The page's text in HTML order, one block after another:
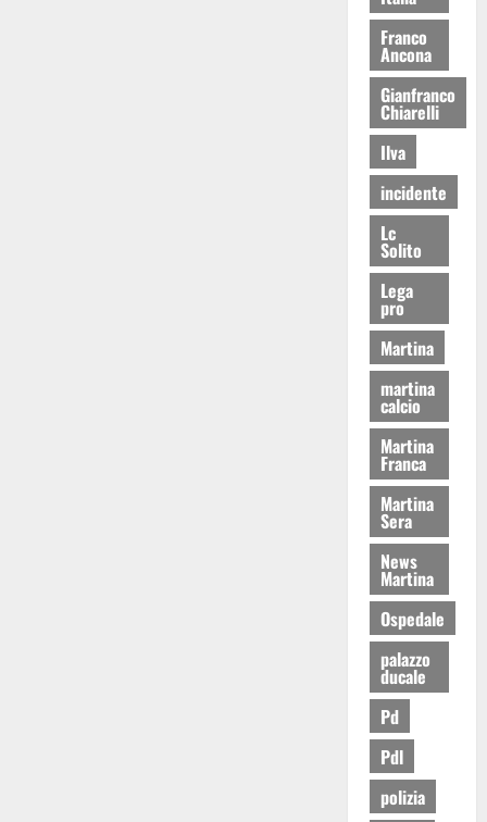
Franco
Ancona
Gianfranco
Chiarelli
Ilva
incidente
Lc
Solito
Lega
pro
Martina
martina
calcio
Martina
Franca
Martina
Sera
News
Martina
Ospedale
palazzo
ducale
Pd
Pdl
polizia